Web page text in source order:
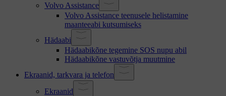
Volvo Assistance
Volvo Assistance teenusele helistamine
maanteeabi kutsumiseks
Hädaabi
Hädaabikõne tegemine SOS nupu abil
Hädaabikõne vastuvõtja muutmine
Ekraanid, tarkvara ja telefon
Ekraanid